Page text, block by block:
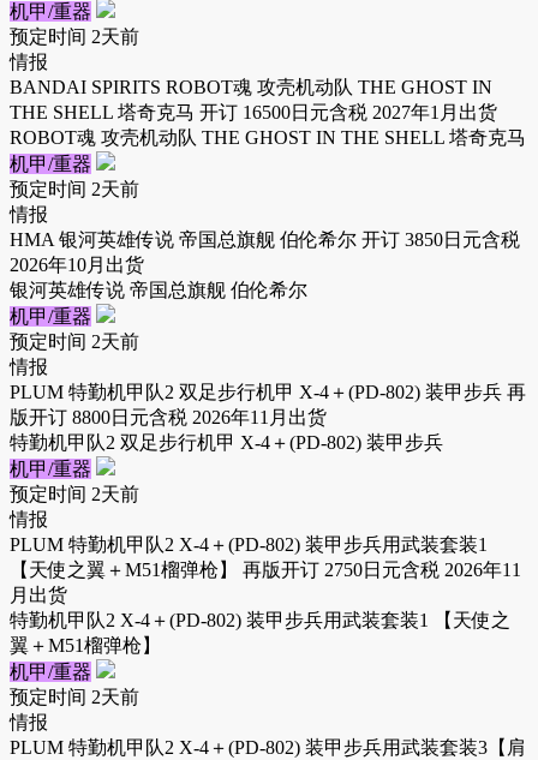
机甲/重器
预定时间 2天前
情报
BANDAI SPIRITS ROBOT魂 攻壳机动队 THE GHOST IN
THE SHELL 塔奇克马 开订 16500日元含税 2027年1月出货
ROBOT魂 攻壳机动队 THE GHOST IN THE SHELL 塔奇克马
机甲/重器
预定时间 2天前
情报
HMA 银河英雄传说 帝国总旗舰 伯伦希尔 开订 3850日元含税
2026年10月出货
银河英雄传说 帝国总旗舰 伯伦希尔
机甲/重器
预定时间 2天前
情报
PLUM 特勤机甲队2 双足步行机甲 X-4＋(PD-802) 装甲步兵 再
版开订 8800日元含税 2026年11月出货
特勤机甲队2 双足步行机甲 X-4＋(PD-802) 装甲步兵
机甲/重器
预定时间 2天前
情报
PLUM 特勤机甲队2 X-4＋(PD-802) 装甲步兵用武装套装1
【天使之翼＋M51榴弹枪】 再版开订 2750日元含税 2026年11
月出货
特勤机甲队2 X-4＋(PD-802) 装甲步兵用武装套装1 【天使之
翼＋M51榴弹枪】
机甲/重器
预定时间 2天前
情报
PLUM 特勤机甲队2 X-4＋(PD-802) 装甲步兵用武装套装3【肩